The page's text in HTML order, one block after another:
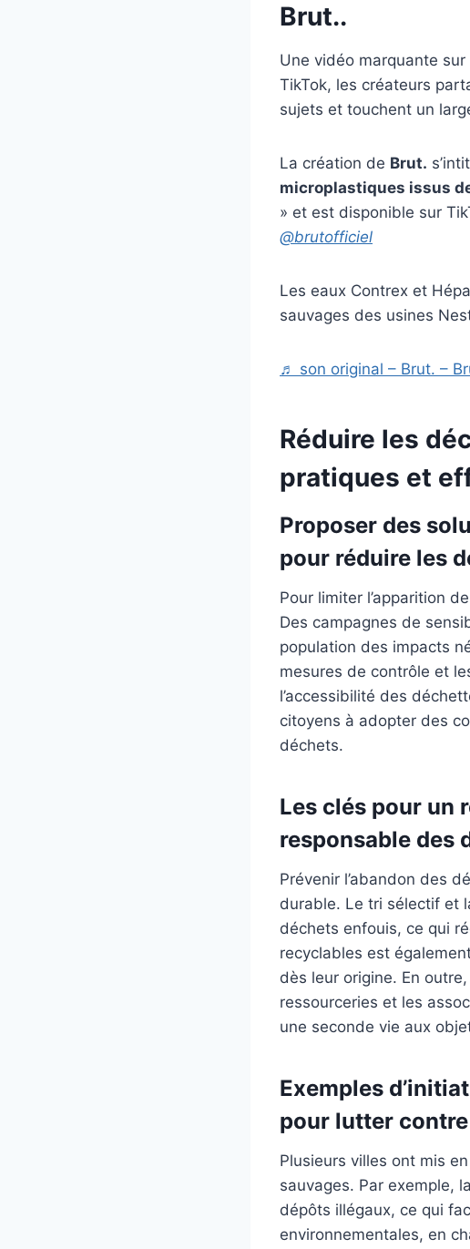
Brut..
Une vidéo marquante sur
TikTok, les créateurs
sujets et touchent un
La création de Brut.
microplastiques issus
» et est disponible sur
@brutofficiel
Les eaux Contrex et
sauvages des usines
♬ son original – Brut. –
Réduire les
pratiques et
Proposer des
pour réduire les
Pour limiter l’apparition
Des campagnes de
population des impacts
mesures de contrôle et
l’accessibilité des
citoyens à adopter des
déchets.
Les clés pour un
responsable des
Prévenir l’abandon des
durable. Le tri sélectif et
déchets enfouis, ce qui
recyclables est
dès leur origine. En
ressourceries et les
une seconde vie aux
Exemples
pour lutter
Plusieurs villes ont mis
sauvages. Par exemple,
dépôts illégaux, ce qui
environnementales, en